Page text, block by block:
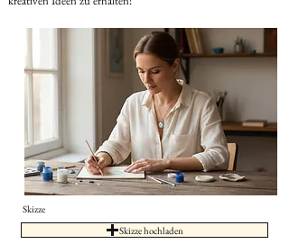
Skizze
Skizze hochladen